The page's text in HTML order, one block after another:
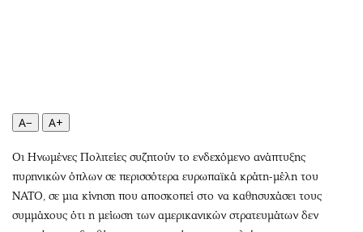
Σινεμά
Μουσική
Εικαστικά
Βιβλίο
Uncut
Προσφορές
Προσωπικότητες στην ''Κ''
A− A+
Οι Ηνωμένες Πολιτείες συζητούν το ενδεχόμενο ανάπτυξης
πυρηνικών όπλων σε περισσότερα ευρωπαϊκά κράτη-μέλη του
ΝΑΤΟ, σε μια κίνηση που αποσκοπεί στο να καθησυχάσει τους
συμμάχους ότι η μείωση των αμερικανικών στρατευμάτων δεν